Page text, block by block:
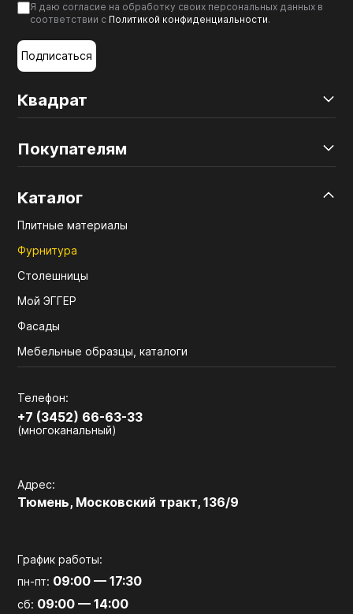
Квадрат
Покупателям
Каталог
Плитные материалы
Фурнитура
Столешницы
Мой ЭГГЕР
Фасады
Мебельные образцы, каталоги
Телефон:
+7 (3452) 66-63-33
(многоканальный)
Адрес:
Тюмень, Московский тракт, 136/9
График работы:
пн-пт: 09:00 — 17:30
сб: 09:00 — 14:00
Я даю согласие на обработку своих персональных данных в
соответствии с Политикой конфиденциальности.
Подписаться